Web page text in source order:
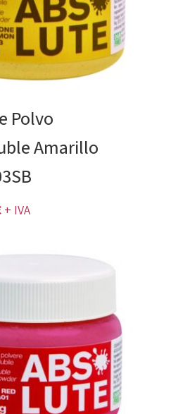
Polvo
Amarillo
El
actual
+ IVA